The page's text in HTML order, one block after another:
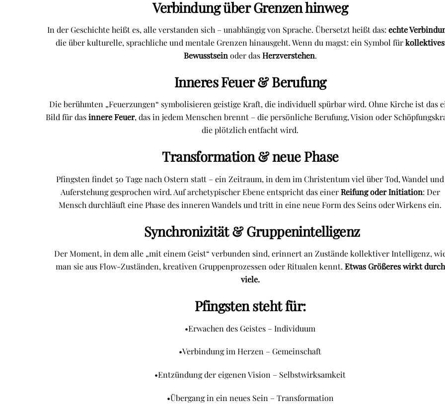
Verbindung über Grenzen hinweg
In der Geschichte heißt es, alle verstanden sich – unabhängig von Sprache. Übersetzt heißt das:echte
die über kulturelle, sprachliche und mentale Grenzen hinausgeht. Wenn du magst: ein Symbol fürkollektives
Bewusstsein oder dasHerzverstehen.
Inneres Feuer & Berufung
Die berühmten „Feuerzungen“ symbolisieren geistige Kraft, die individuell spürbar wird. Ohne Kirche ist das
Bild für dasinnere Feuer, das in jedem Menschen brennt – die persönliche Berufung, Vision oder
die plötzlich entfacht wird.
Transformation & neue Phase
Pfingsten findet 50 Tage nach Ostern statt – ein Zeitraum, in dem im Christentum viel über Tod, Wandel und
Auferstehung gesprochen wird. Auf archetypischer Ebene entspricht das einerReifung oder Initiation: Der
Mensch durchläuft eine Phase des inneren Wandels und tritt in eine neue Form des Seins oder Wirkens ein.
Synchronizität & Gruppenintelligenz
Der Moment, in dem alle „mit einem Geist“ verbunden sind, erinnert an Zustände kollektiver Intelligenz,
man sie aus Flow-Zuständen, kreativen Gruppenprozessen oder Ritualen kennt. Etwas Größeres wirkt durch
viele.
Pfingstensteht für:
•Erwachen des Geistes – Individuum
•Verbindung im Herzen – Gemeinschaft
•Entzündung der eigenen Vision – Selbstwirksamkeit
•Übergang in ein neues Sein – Transformation